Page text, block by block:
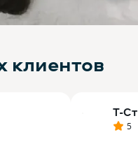
Т-
5